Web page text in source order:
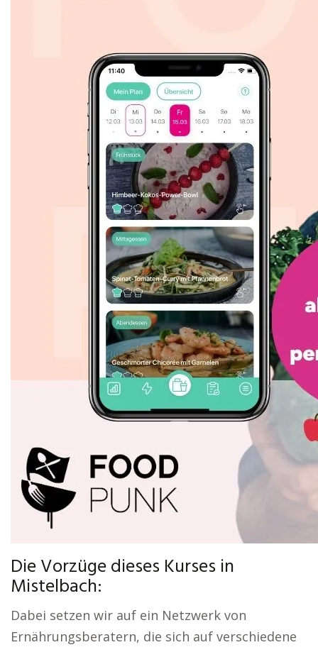
Die Vorzüge dieses Kurses in
Mistelbach:
Dabei setzen wir auf ein Netzwerk von
Ernährungsberatern, die sich auf verschiedene